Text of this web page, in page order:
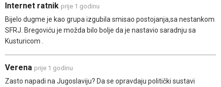
Internet ratnik prije 1 godinu
Bijelo dugme je kao grupa izgubila smisao postojanja,sa nestankom
SFRJ. Bregoviću je možda bilo bolje da je nastavio saradnju sa
Kusturicom .
Verena prije 1 godinu
Zasto napadi na Jugoslaviju? Da se opravdaju politički sustavi